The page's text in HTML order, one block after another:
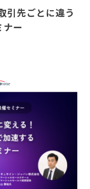
引先ごとに違う
ー